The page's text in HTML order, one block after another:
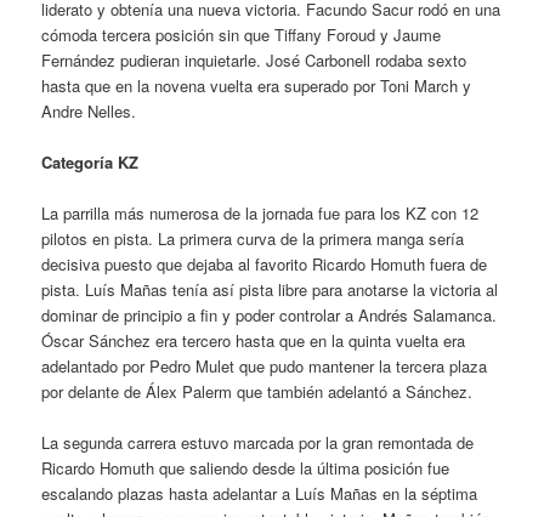
liderato y obtenía una nueva victoria. Facundo Sacur rodó en una
cómoda tercera posición sin que Tiffany Foroud y Jaume
Fernández pudieran inquietarle. José Carbonell rodaba sexto
hasta que en la novena vuelta era superado por Toni March y
Andre Nelles.
Categoría KZ
La parrilla más numerosa de la jornada fue para los KZ con 12
pilotos en pista. La primera curva de la primera manga sería
decisiva puesto que dejaba al favorito Ricardo Homuth fuera de
pista. Luís Mañas tenía así pista libre para anotarse la victoria al
dominar de principio a fin y poder controlar a Andrés Salamanca.
Óscar Sánchez era tercero hasta que en la quinta vuelta era
adelantado por Pedro Mulet que pudo mantener la tercera plaza
por delante de Álex Palerm que también adelantó a Sánchez.
La segunda carrera estuvo marcada por la gran remontada de
Ricardo Homuth que saliendo desde la última posición fue
escalando plazas hasta adelantar a Luís Mañas en la séptima